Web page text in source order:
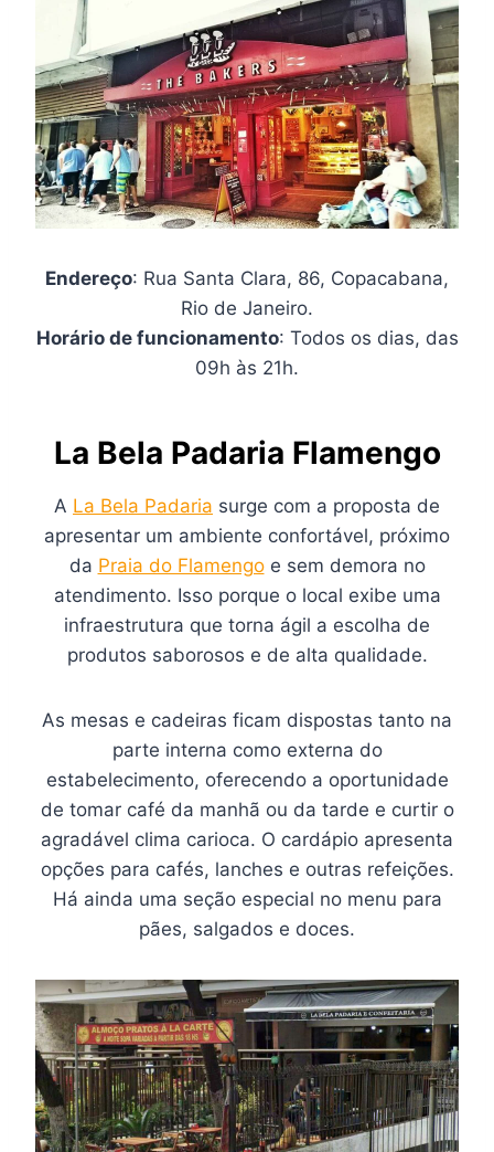
Endereço: Rua Santa Clara, 86, Copacabana,
Rio de Janeiro.
Horário de funcionamento: Todos os dias, das
09h às 21h.
La Bela Padaria Flamengo
A La Bela Padaria surge com a proposta de
apresentar um ambiente confortável, próximo
da Praia do Flamengoe sem demora no
atendimento. Isso porque o local exibe uma
infraestrutura que torna ágil a escolha de
produtos saborosos e de alta qualidade.
As mesas e cadeiras ficam dispostas tanto na
parte interna como externa do
estabelecimento, oferecendo a oportunidade
de tomar café da manhã ou da tarde e curtir o
agradável clima carioca. O cardápio apresenta
opções para cafés, lanches e outras refeições.
Há ainda uma seção especial no menu para
pães, salgados e doces.